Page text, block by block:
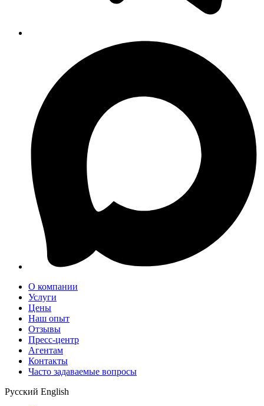
О компании
Услуги
Цены
Наш опыт
Отзывы
Пресс-центр
Агентам
Контакты
Часто задаваемые вопросы
Русский English